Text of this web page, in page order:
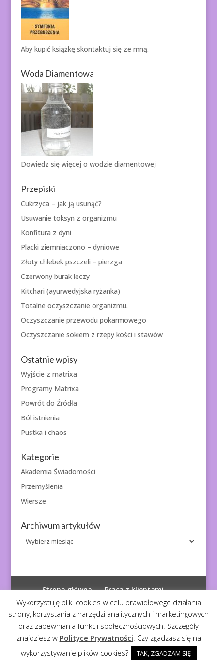
Aby kupić książkę skontaktuj się ze mną.
Woda Diamentowa
Dowiedz się więcej o wodzie diamentowej
Przepiski
Cukrzyca – jak ją usunąć?
Usuwanie toksyn z organizmu
Konfitura z dyni
Placki ziemniaczono – dyniowe
Złoty chlebek pszczeli – pierzga
Czerwony burak leczy
Kitchari (ayurwedyjska ryżanka)
Totalne oczyszczanie organizmu.
Oczyszczanie przewodu pokarmowego
Oczyszczanie sokiem z rzepy kości i stawów
Ostatnie wpisy
Wyjście z matrixa
Programy Matrixa
Powrót do Źródła
Ból istnienia
Pustka i chaos
Kategorie
Akademia Świadomości
Przemyślenia
Wiersze
Archiwum artykułów
Archiwum
artykułów
Strona główna
Praca z klientami
Polityka prywatności
© 2026 Diagnoza Duszy| Kopiowanie zabronione
Realizacja:Serwis4U - Narzędzia dla eMarketera
Wykorzystuję pliki cookies w celu prawidłowego działania
strony, korzystania z narzędzi analitycznych i marketingowych
oraz zapewniania funkcji społecznościowych. Szczegóły
znajdziesz w Polityce Prywatności. Czy zgadzasz się na
wykorzystywanie plików cookies?
TAK, ZGADZAM SIĘ